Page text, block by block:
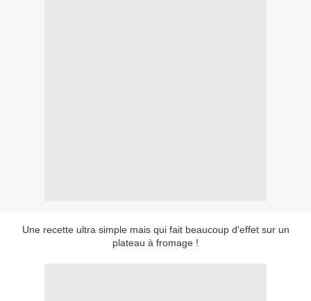
Une recette ultra simple mais qui fait beaucoup d'effet sur un
plateau à fromage !